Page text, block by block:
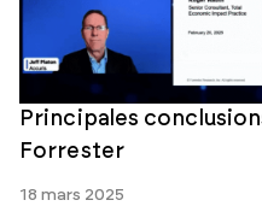
Principales
Forrester
18 mars 2025